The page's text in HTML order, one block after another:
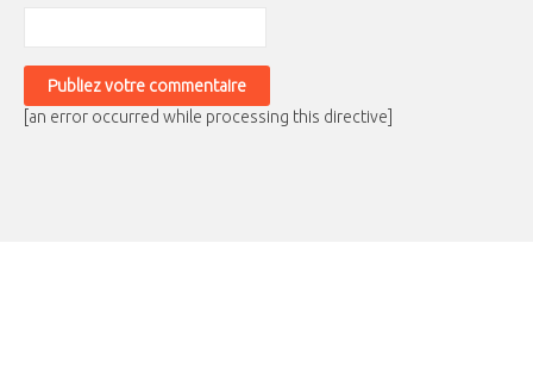
[an error occurred while processing this directive]